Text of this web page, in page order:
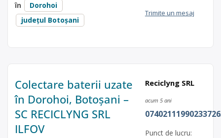
în
Dorohoi
județul Botoșani
Trimite un mesaj
Colectare baterii uzate
în Dorohoi, Botoșani –
SC RECICLYNG SRL
ILFOV
Reciclyng SRL
acum 5 ani
Punct de lucru: